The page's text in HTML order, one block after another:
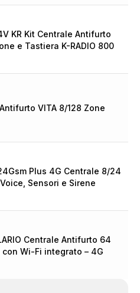
KR Kit Centrale Antifurto
e Tastiera K-RADIO 800
VITA 8/128 Zone
Plus 4G Centrale 8/24
Sensori e Sirene
Centrale Antifurto 64
Wi-Fi integrato – 4G